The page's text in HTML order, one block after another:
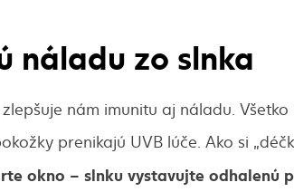
náladu zo slnka
nám imunitu aj náladu.
prenikajú UVB lúče. Ako si
okno – slnku vystavujte odhalenú